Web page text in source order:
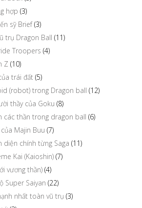
hợp (3)
sỹ Brief(3)
trụ Dragon Ball (11)
Troopers (4)
Z (10)
trái đất (5)
(robot) trong Dragon ball (12)
thầy của Goku (8)
các thần trong dragon ball (6)
Majin Buu (7)
diện chính từng Saga (11)
Kai (Kaioshin) (7)
vương thần) (4)
Super Saiyan (22)
nhất toàn vũ trụ (3)